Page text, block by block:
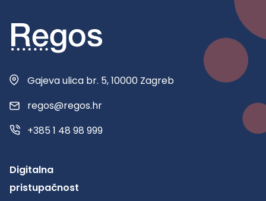
Gajeva ulica br. 5, 10000 Zagreb
regos@regos.hr
+385 1 48 98 999
Digitalna
pristupačnost